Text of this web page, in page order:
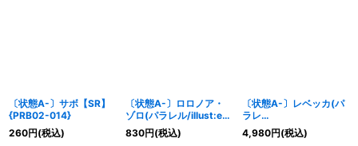
〔状態A-〕サボ【SR】
{PRB02-014}
260円(税込)
〔状態A-〕ロロノア・
ゾロ(パラレル/illust:eiji
kaneda)【R/P】
{OP10-095}
830円(税込)
〔状態A-〕レベッカ(パ
ラレ
ル/illust:Hashimoto Q)
【SP】{OP05-091}
4,980円(税込)